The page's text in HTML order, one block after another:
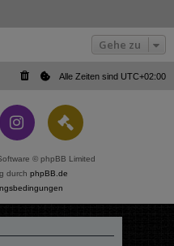
Gehe zu
Alle Zeiten sind UTC+02:00
© phpBB Limited
durch phpBB.de